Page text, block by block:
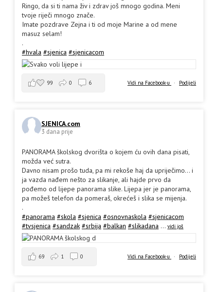
Ringo, da si ti nama živ i zdrav još mnogo godina. Meni
tvoje riječi mnogo znače.
Imate pozdrave Zejna i ti od moje Marine a od mene
masuz selam!
.
#hvala #sjenica #sjenicacom
Vidi na Facebook-u · Podijeli
99 0 6
SJENICA.com
3 dana prije
PANORAMA školskog dvorišta o kojem ću ovih dana pisati,
možda već sutra.
Davno nisam prošo tuda, pa mi rekoše haj da upriječimo... i
ja vazda nađem nešto za slikanje, ali hajde prvo da
pođemo od lijepe panorama slike. Lijepa jer je panorama,
pa možeš telefon da pomeraš, okrećeš i slika se mijenja.
.
#panorama #skola #sjenica #osnovnaskola #sjenicacom
#tvsjenica #sandzak #srbija #balkan #slikadana ... vidi još
Vidi na Facebook-u · Podijeli
69 1 0